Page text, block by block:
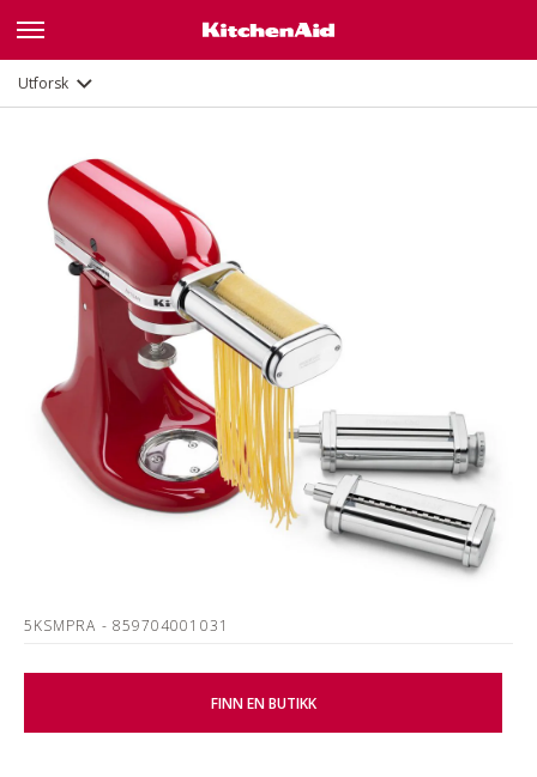
Utforsk
5KSMPRA - 859704001031
FINN EN BUTIKK